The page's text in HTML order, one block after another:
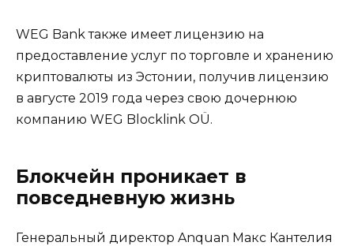
WEG Bank также имеет лицензию на
предоставление услуг по торговле и хранению
криптовалюты из Эстонии, получив лицензию
в августе 2019 года через свою дочернюю
компанию WEG Blocklink OÜ.
Блокчейн проникает в
повседневную жизнь
Генеральный директор Anquan Макс Кантелия